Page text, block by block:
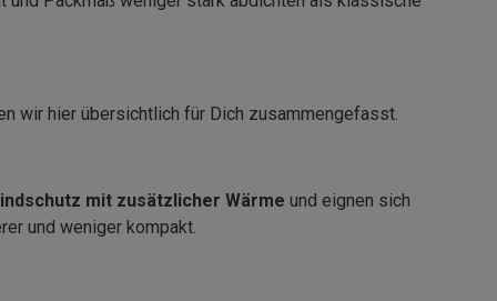
wir hier übersichtlich für Dich zusammengefasst.
mit zusätzlicher Wärme und eignen sich
und weniger kompakt.